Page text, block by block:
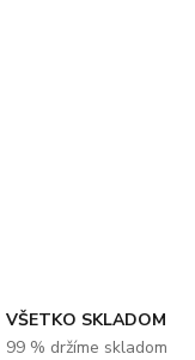
VŠETKO SKLADOM
99 % držíme skladom